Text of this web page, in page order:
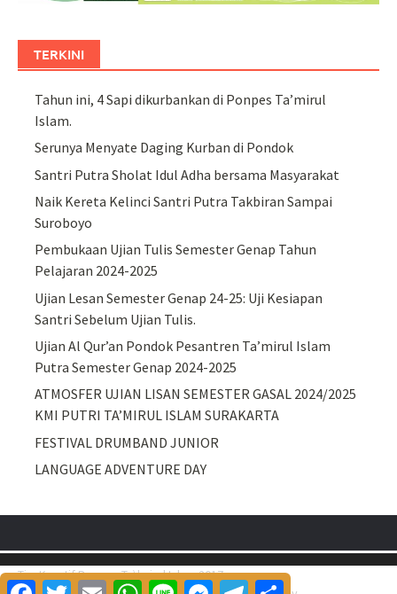
TERKINI
Tahun ini, 4 Sapi dikurbankan di Ponpes Ta’mirul
Islam.
Serunya Menyate Daging Kurban di Pondok
Santri Putra Sholat Idul Adha bersama Masyarakat
Naik Kereta Kelinci Santri Putra Takbiran Sampai
Suroboyo
Pembukaan Ujian Tulis Semester Genap Tahun
Pelajaran 2024-2025
Ujian Lesan Semester Genap 24-25: Uji Kesiapan
Santri Sebelum Ujian Tulis.
Ujian Al Qur’an Pondok Pesantren Ta’mirul Islam
Putra Semester Genap 2024-2025
ATMOSFER UJIAN LISAN SEMESTER GASAL 2024/2025
KMI PUTRI TA’MIRUL ISLAM SURAKARTA
FESTIVAL DRUMBAND JUNIOR
LANGUAGE ADVENTURE DAY
Tim Kreatif Ponpes Ta\'mirul Islam 2017
FacebookTwitterEmail WhatsApp
Line MessengerTelegramShare